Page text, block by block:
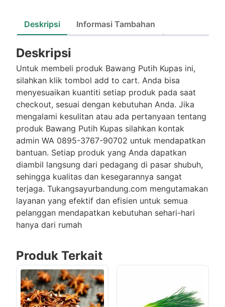
Deskripsi Informasi Tambahan
Deskripsi
Untuk membeli produk Bawang Putih Kupas ini,
silahkan klik tombol add to cart. Anda bisa
menyesuaikan kuantiti setiap produk pada saat
checkout, sesuai dengan kebutuhan Anda. Jika
mengalami kesulitan atau ada pertanyaan tentang
produk Bawang Putih Kupas silahkan kontak
admin WA 0895-3767-90702 untuk mendapatkan
bantuan. Setiap produk yang Anda dapatkan
diambil langsung dari pedagang di pasar shubuh,
sehingga kualitas dan kesegarannya sangat
terjaga. Tukangsayurbandung.com mengutamakan
layanan yang efektif dan efisien untuk semua
pelanggan mendapatkan kebutuhan sehari-hari
hanya dari rumah
Produk Terkait